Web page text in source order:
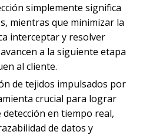
simplemente significa
mientras que minimizar la
interceptar y resolver
a la siguiente etapa
al cliente.
de tejidos impulsados ​​por
crucial para lograr
en tiempo real,
de datos y